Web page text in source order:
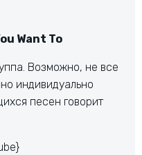
Want To
Возможно, не все
индивидуально
песен говорит